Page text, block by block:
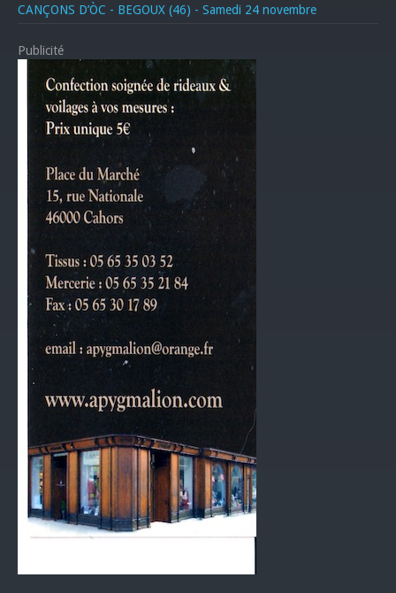
CANÇONS D’ÒC - BEGOUX (46) - Samedi 24 novembre
Publicité